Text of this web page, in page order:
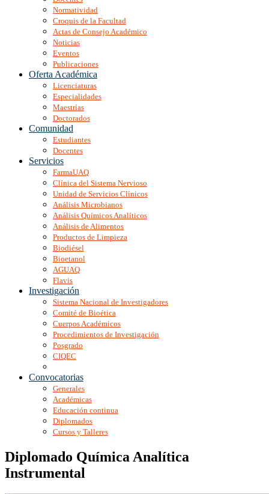
Normatividad
Croquis de la Facultad
Actas de Consejo Académico
Noticias
Eventos
Publicaciones
Oferta Académica
Licenciaturas
Especialidades
Maestrías
Doctorados
Comunidad
Estudiantes
Docentes
Servicios
FarmaUAQ
Clínica del Sistema Nervioso
Unidad de Servicios Clínicos
Análisis Microbianos
Análisis Químicos Analíticos
Análisis de Alimentos
Productos de Limpieza
Biodiésel
Bioetanol
AGUAQ
Flavis
Investigación
Sistema Nacional de Investigadores
Comité de Bioética
Cuerpos Académicos
Procedimientos de Investigación
Posgrado
CIQEC
Convocatorias
Generales
Académicas
Educación continua
Diplomados
Cursos y Talleres
Diplomado Química Analítica
Instrumental